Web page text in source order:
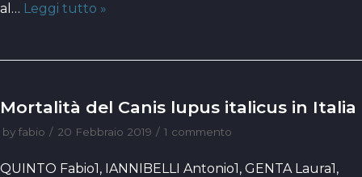
al… Leggi tutto »
Mortalità del Canis lupus italicus in Italia
by fabio 20 Febbraio 2019 1 commento
QUINTO Fabio1, IANNIBELLI Antonio1, GENTA Laura1,